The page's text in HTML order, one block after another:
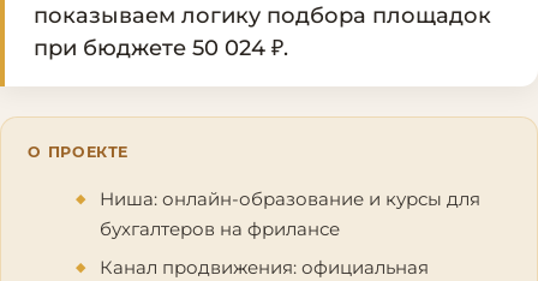
показываем логику подбора площадок
при бюджете 50 024 ₽.
О ПРОЕКТЕ
Ниша: онлайн-образование и курсы для
бухгалтеров на фрилансе
Канал продвижения: официальная